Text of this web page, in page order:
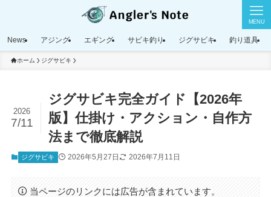
MENU
News アジング エギング サビキ釣り ジグサビキ 釣り道具
ホーム ジグサビキ
ジグサビキ完全ガイド【2026年
版】仕掛け・アクション・自作方
法まで徹底解説
2026
7/11
ジグサビキ 2026年5月27日 2026年7月11日
当ページのリンクには広告が含まれています。